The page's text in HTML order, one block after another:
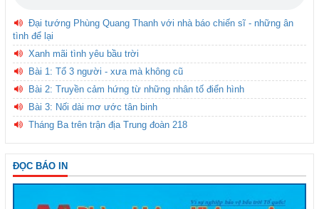
Đại tướng Phùng Quang Thanh với nhà báo chiến sĩ - những ân
tình để lại
Xanh mãi tình yêu bầu trời
Bài 1: Tổ 3 người - xưa mà không cũ
Bài 2: Truyền cảm hứng từ những nhân tố điển hình
Bài 3: Nối dài mơ ước tân binh
Tháng Ba trên trận địa Trung đoàn 218
ĐỌC BÁO IN